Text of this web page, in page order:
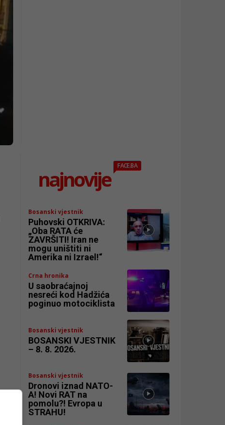
najnovije
FACE.BA
Bosanski vjestnik
Puhovski OTKRIVA:
„Oba RATA će
ZAVRŠITI! Iran ne
mogu uništiti ni
Amerika ni Izrael!“
Crna hronika
U saobraćajnoj
nesreći kod Hadžića
poginuo motociklista
Bosanski vjestnik
BOSANSKI VJESTNIK
– 8. 8. 2026.
Bosanski vjestnik
Dronovi iznad NATO-
A! Novi RAT na
pomolu?! Evropa u
STRAHU!